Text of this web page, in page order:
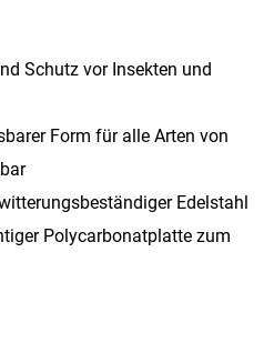
Schutz vor Insekten und
Form für alle Arten von
Edelstahl
Polycarbonatplatte zum